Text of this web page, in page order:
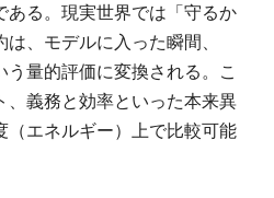
ある。現実世界では「守るか
、モデルに入った瞬間、
う量的評価に変換される。こ
、義務と効率といった本来異
（エネルギー）上で比較可能